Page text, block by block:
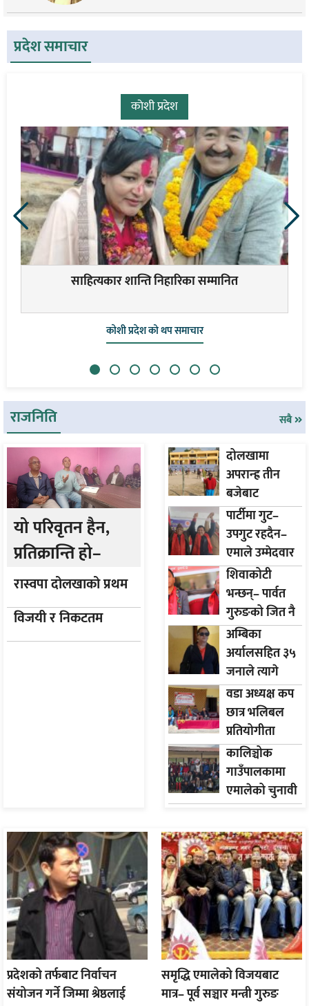
प्रदेश समाचार
मधेश
राना खोल्सी र शिजाली खोल्सिमा वृक्षारोपण
मधेश को थप समाचार
राजनिति सबै
यो परिवृतन हैन,
प्रतिक्रान्ति हो–
नेकपा नेता विशाल
खड्का
रास्वपा दोलखाको प्रथम
जिल्ला अधिवेशन
विजयी र निकटतम
प्रतिद्वन्द्वी उम्मेदवार बीच
दोलखामा
अपरान्ह्र तीन
बजेबाट
मतगणना
पार्टीमा गुट–
उपगुट रहदैन–
एमाले उम्मेदवार
गुरुङ
शिवाकोटी
भन्छन्– पार्वत
गुरुङको जित नै
मेरो जित हो
अम्बिका
अर्यालसहित ३५
जनाले त्यागे
राप्रपा
वडा अध्यक्ष कप
छात्र भलिबल
प्रतियोगीता
कालिञ्चोक
गाउँपालकामा
एमालेको चुनावी
अभियान
प्रदेशको तर्फबाट निर्वाचन
संयोजन गर्ने जिम्मा श्रेष्ठलाई
समृद्धि एमालेको विजयबाट
मात्र– पूर्व सञ्चार मन्त्री गुरुङ